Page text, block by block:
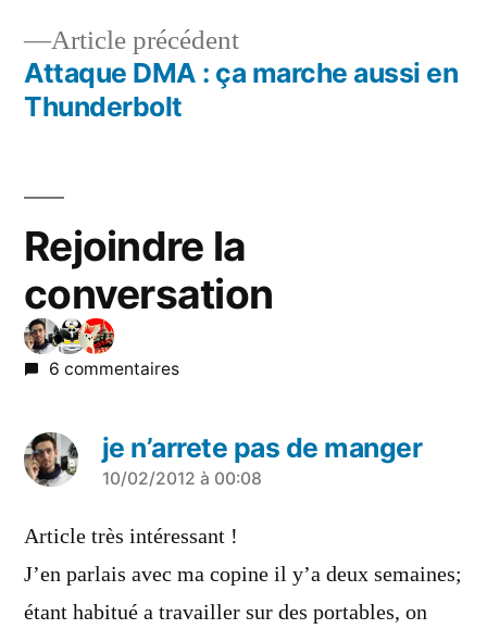
l’article
Article précédentArticle
précédent :
Attaque DMA : ça marche aussi en
Thunderbolt
Rejoindre la
conversation
6 commentaires
je n’arrete pas de manger
a
dit :
10/02/2012 à 00:08
Article très intéressant !
J’en parlais avec ma copine il y’a deux semaines;
étant habitué a travailler sur des portables, on